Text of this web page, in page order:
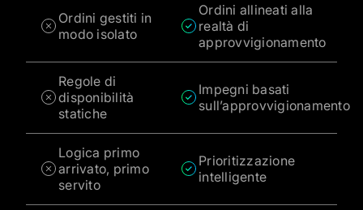
Ordini gestiti in
modo isolato
Regole di
disponibilità
statiche
Logica primo
arrivato, primo
servito
Ordini allineati alla
realtà di
approvvigionamento
Impegni basati
sull’approvvigionamento
Prioritizzazione
intelligente